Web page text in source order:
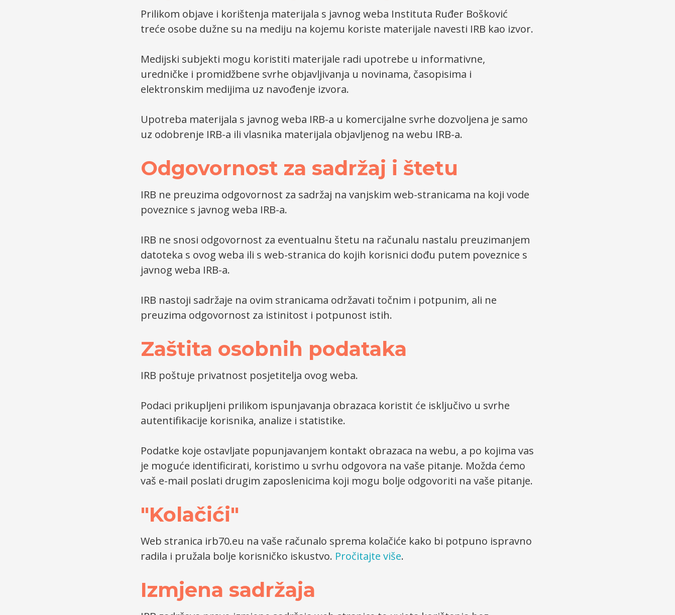
Prilikom objave i korištenja materijala s javnog weba Instituta Ruđer Bošković
treće osobe dužne su na mediju na kojemu koriste materijale navesti IRB kao izvor.
Medijski subjekti mogu koristiti materijale radi upotrebe u informativne,
uredničke i promidžbene svrhe objavljivanja u novinama, časopisima i
elektronskim medijima uz navođenje izvora.
Upotreba materijala s javnog weba IRB-a u komercijalne svrhe dozvoljena je samo
uz odobrenje IRB-a ili vlasnika materijala objavljenog na webu IRB-a.
Odgovornost za sadržaj i štetu
IRB ne preuzima odgovornost za sadržaj na vanjskim web-stranicama na koji vode
poveznice s javnog weba IRB-a.
IRB ne snosi odgovornost za eventualnu štetu na računalu nastalu preuzimanjem
datoteka s ovog weba ili s web-stranica do kojih korisnici dođu putem poveznice s
javnog weba IRB-a.
IRB nastoji sadržaje na ovim stranicama održavati točnim i potpunim, ali ne
preuzima odgovornost za istinitost i potpunost istih.
Zaštita osobnih podataka
IRB poštuje privatnost posjetitelja ovog weba.
Podaci prikupljeni prilikom ispunjavanja obrazaca koristit će isključivo u svrhe
autentifikacije korisnika, analize i statistike.
Podatke koje ostavljate popunjavanjem kontakt obrazaca na webu, a po kojima vas
je moguće identificirati, koristimo u svrhu odgovora na vaše pitanje. Možda ćemo
vaš e-mail poslati drugim zaposlenicima koji mogu bolje odgovoriti na vaše pitanje.
"Kolačići"
Web stranica irb70.eu na vaše računalo sprema kolačiće kako bi potpuno ispravno
radila i pružala bolje korisničko iskustvo. Pročitajte više.
Izmjena sadržaja